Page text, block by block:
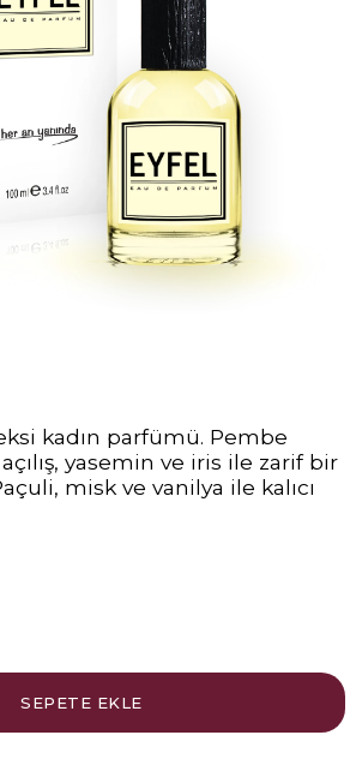
kadın parfümü. Pembe
yasemin ve iris ile zarif bir
misk ve vanilya ile kalıcı